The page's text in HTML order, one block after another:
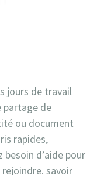
jours de travail
partage de
ou document
rapides,
besoin d’aide pour
rejoindre. savoir